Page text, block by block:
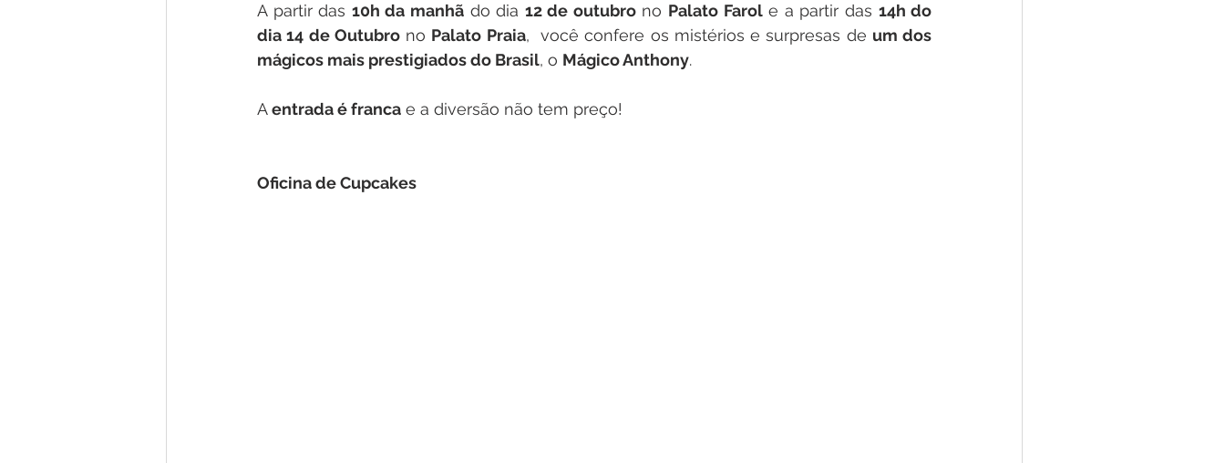
A partir das 10h da manhã do dia 12 de outubro no Palato Farol e a partir das 14h do
dia 14 de Outubro no Palato Praia,  você confere os mistérios e surpresas de um dos
mágicos mais prestigiados do Brasil, o Mágico Anthony.
A entrada é franca e a diversão não tem preço!
Oficina de Cupcakes